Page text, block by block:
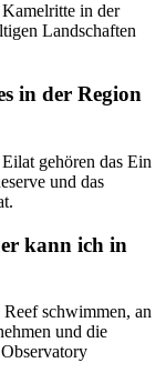
in der
Landschaften
in der Region
gehören das Ein
und das
kann ich in
schwimmen, an
und die